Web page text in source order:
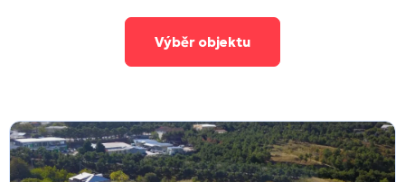
Výběr objektu